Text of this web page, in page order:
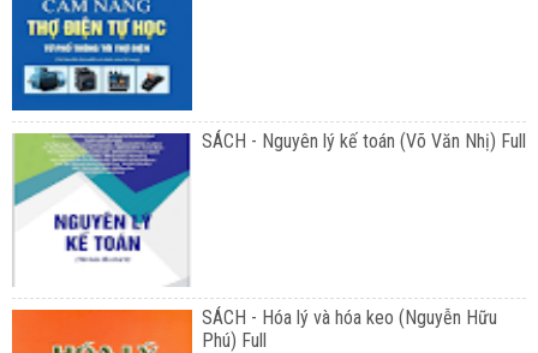
SÁCH - Nguyên lý kế toán (Võ Văn Nhị) Full
SÁCH - Hóa lý và hóa keo (Nguyễn Hữu
Phú) Full